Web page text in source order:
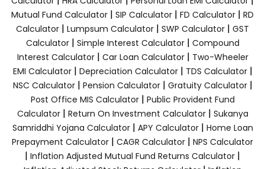
Mutual Fund Calculator | SIP Calculator | FD Calculator | RD
Calculator | Lumpsum Calculator | SWP Calculator | GST
Calculator| Simple Interest Calculator| Compound
Interest Calculator| Car Loan Calculator| Two-Wheeler
EMI Calculator| Depreciation Calculator| TDS Calculator|
NSC Calculator| Pension Calculator| Gratuity Calculator|
Post Office MIS Calculator| Public Provident Fund
Calculator| Return On Investment Calculator| Sukanya
Samriddhi Yojana Calculator| APY Calculator| Home Loan
Prepayment Calculator | CAGR Calculator | NPS Calculator
| Inflation Adjusted Mutual Fund Returns Calculator |